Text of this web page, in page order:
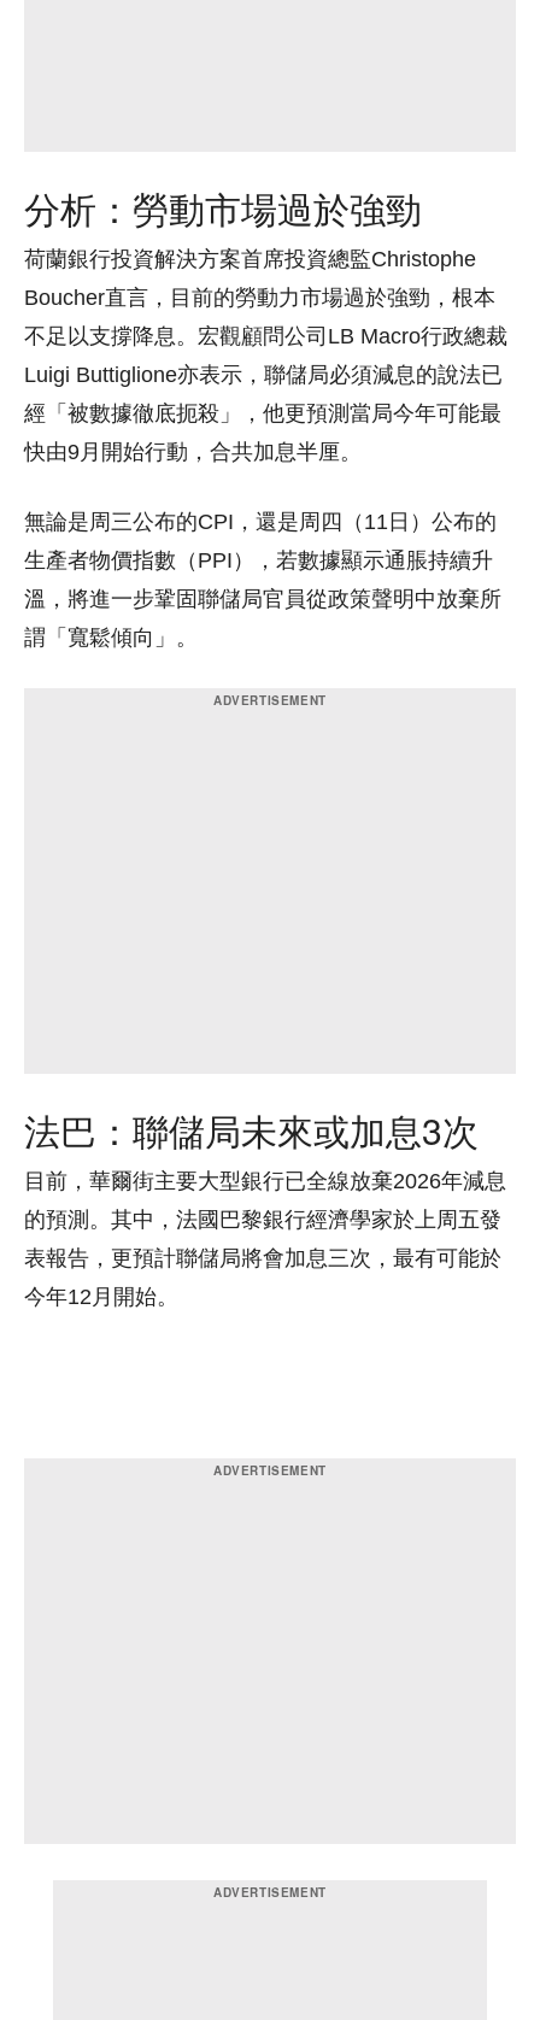
分析：勞動市場過於強勁
荷蘭銀行投資解決方案首席投資總監Christophe
Boucher直言，目前的勞動力市場過於強勁，根本
不足以支撐降息。宏觀顧問公司LB Macro行政總裁
Luigi Buttiglione亦表示，聯儲局必須減息的說法已
經「被數據徹底扼殺」，他更預測當局今年可能最
快由9月開始行動，合共加息半厘。
無論是周三公布的CPI，還是周四（11日）公布的
生產者物價指數（PPI），若數據顯示通脹持續升
溫，將進一步鞏固聯儲局官員從政策聲明中放棄所
謂「寬鬆傾向」。
法巴：聯儲局未來或加息3次
目前，華爾街主要大型銀行已全線放棄2026年減息
的預測。其中，法國巴黎銀行經濟學家於上周五發
表報告，更預計聯儲局將會加息三次，最有可能於
今年12月開始。